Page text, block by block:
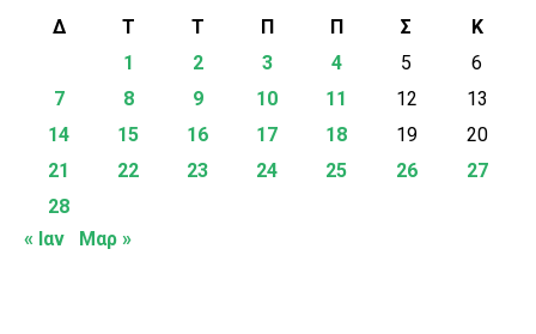
Δ Τ Τ Π Π Σ
Κ
1
2 3 4 5
6
7
8 9 10 11 12
13
14
15 16 17 18 19
20
21
22 23 24 25 26
27
28
« Ιαν
Μαρ »